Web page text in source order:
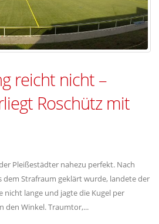
reicht nicht –
Roschütz mit
Pleißestädter nahezu perfekt. Nach
dem Strafraum geklärt wurde, landete der
nicht lange und jagte die Kugel per
den Winkel. Traumtor,...